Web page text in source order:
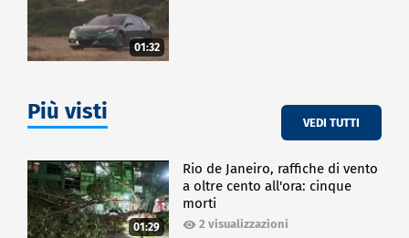
01:32
Più visti VEDI TUTTI
01:29
Rio de Janeiro, raffiche di vento
a oltre cento all'ora: cinque
morti
2 visualizzazioni